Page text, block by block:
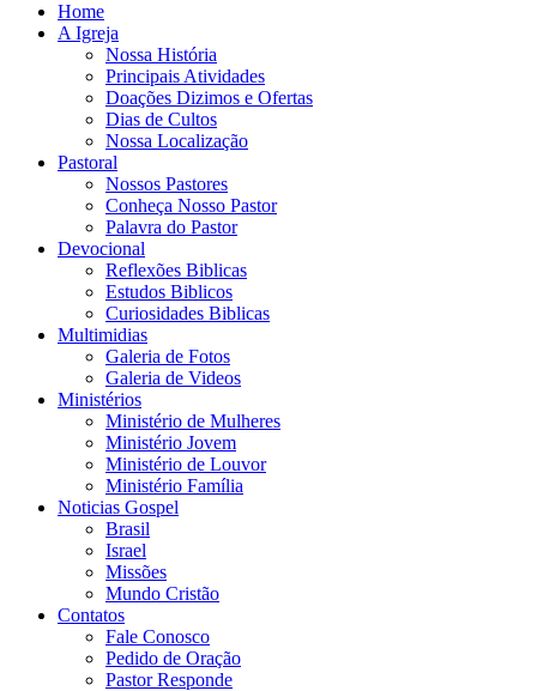
Home
A Igreja
Nossa História
Principais Atividades
Doações Dizimos e Ofertas
Dias de Cultos
Nossa Localização
Pastoral
Nossos Pastores
Conheça Nosso Pastor
Palavra do Pastor
Devocional
Reflexões Biblicas
Estudos Biblicos
Curiosidades Biblicas
Multimidias
Galeria de Fotos
Galeria de Videos
Ministérios
Ministério de Mulheres
Ministério Jovem
Ministério de Louvor
Ministério Família
Noticias Gospel
Brasil
Israel
Missões
Mundo Cristão
Contatos
Fale Conosco
Pedido de Oração
Pastor Responde